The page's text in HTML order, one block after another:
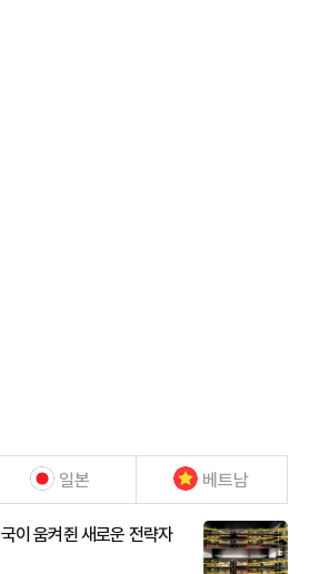
일본 베트남
이 움켜쥔 새로운 전략자